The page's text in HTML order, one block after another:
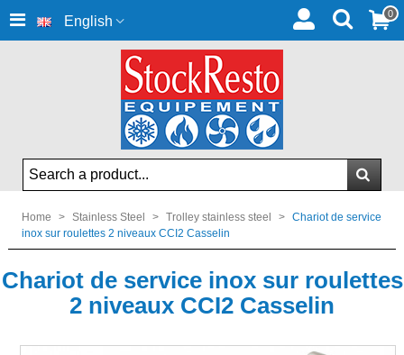
English 0
Home > Stainless Steel > Trolley stainless steel > Chariot de service
inox sur roulettes 2 niveaux CCI2 Casselin
Chariot de service inox sur roulettes
2 niveaux CCI2 Casselin